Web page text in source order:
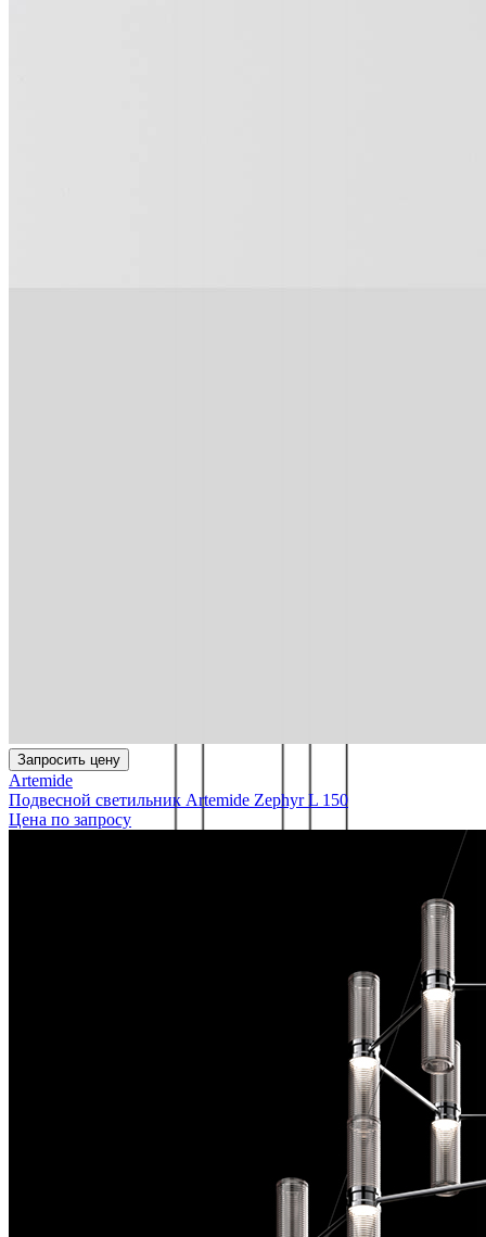
Запросить цену
Artemide
Подвесной светильник Artemide Zephyr L 150
Цена по запросу